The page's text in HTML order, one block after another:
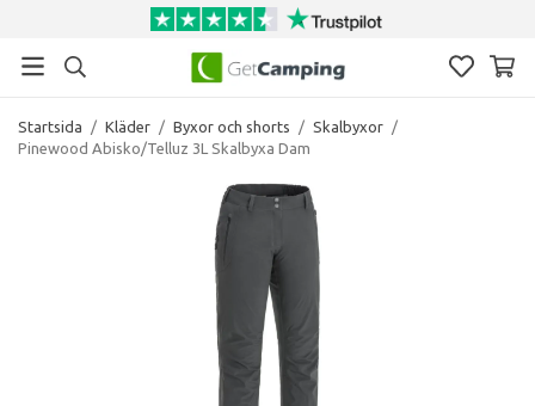
Startsida / Kläder / Byxor och shorts / Skalbyxor /
Pinewood Abisko/Telluz 3L Skalbyxa Dam